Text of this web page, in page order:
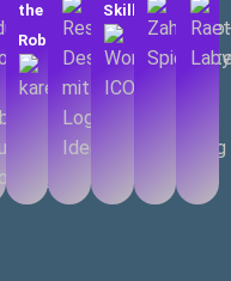
the
Robot
Skills